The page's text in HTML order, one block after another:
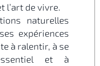
l’art de vivre.
naturelles
expériences
à ralentir, à se
et à